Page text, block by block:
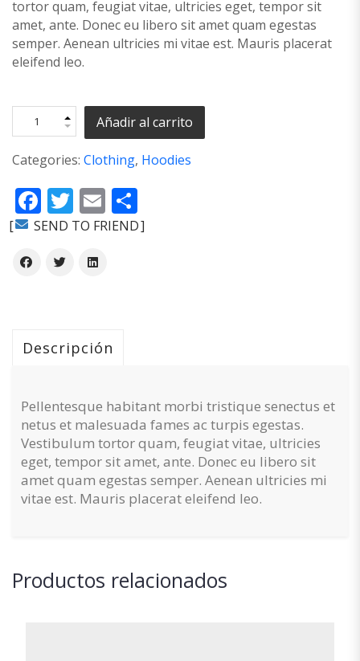
tortor quam, feugiat vitae, ultricies eget, tempor sit
amet, ante. Donec eu libero sit amet quam egestas
semper. Aenean ultricies mi vitae est. Mauris placerat
eleifend leo.
Añadir al carrito
Categories: Clothing, Hoodies
Facebook
Twitter
Email
SEND TO FRIEND
Descripción
Pellentesque habitant morbi tristique senectus et
netus et malesuada fames ac turpis egestas.
Vestibulum tortor quam, feugiat vitae, ultricies
eget, tempor sit amet, ante. Donec eu libero sit
amet quam egestas semper. Aenean ultricies mi
vitae est. Mauris placerat eleifend leo.
Productos relacionados